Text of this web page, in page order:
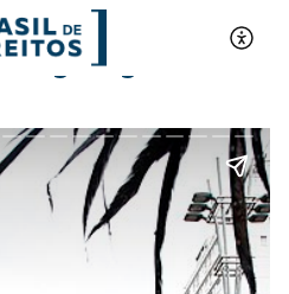
a sigla significa?